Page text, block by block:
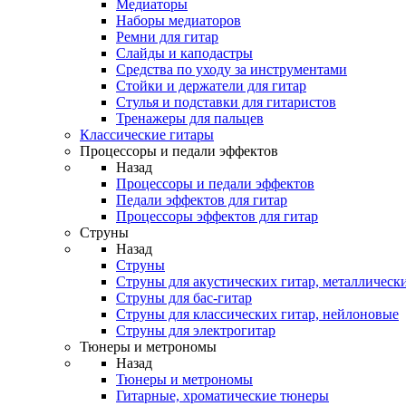
Медиаторы
Наборы медиаторов
Ремни для гитар
Слайды и каподастры
Средства по уходу за инструментами
Стойки и держатели для гитар
Стулья и подставки для гитаристов
Тренажеры для пальцев
Классические гитары
Процессоры и педали эффектов
Назад
Процессоры и педали эффектов
Педали эффектов для гитар
Процессоры эффектов для гитар
Струны
Назад
Струны
Струны для акустических гитар,
Струны для бас-гитар
Струны для классических гитар, нейлоновые
Струны для электрогитар
Тюнеры и метрономы
Назад
Тюнеры и метрономы
Гитарные, хроматические тюнеры